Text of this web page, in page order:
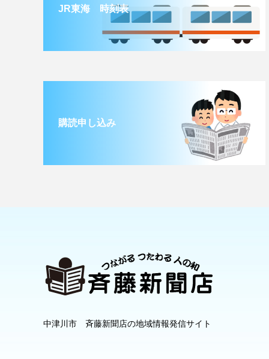
JR東海 時刻表
購読申し込み
中津川市 斉藤新聞店の地域情報発信サイト